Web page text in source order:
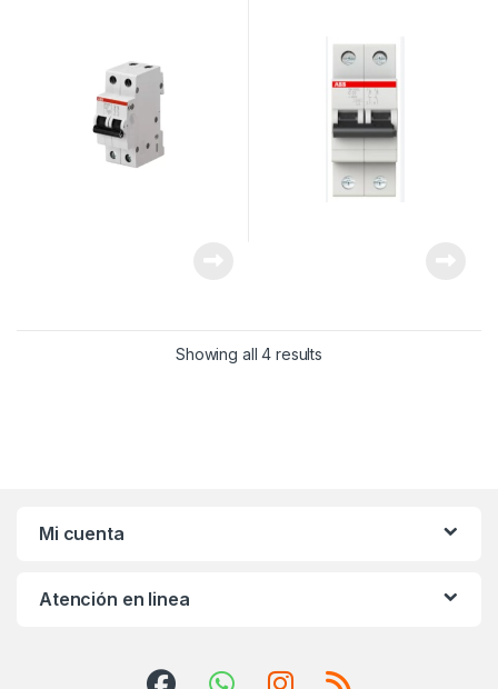
Showing all 4 results
Mi cuenta
Atención en linea